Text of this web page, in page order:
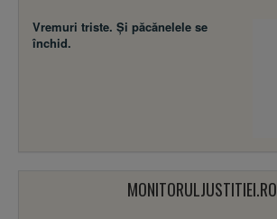
Vremuri triste. Şi păcănelele se
închid.
MONITORULJUSTITIEI.RO